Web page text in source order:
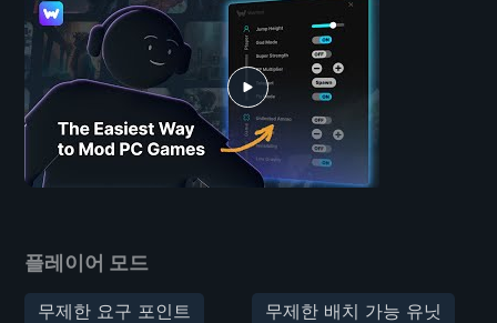
플레이어 모드
무제한 요구 포인트
무제한 배치 가능 유닛